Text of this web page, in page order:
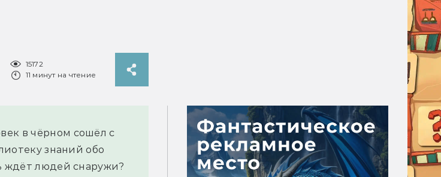
15172
11 минут на чтение
в чёрном сошёл с
знаний обо
ждёт людей снаружи?